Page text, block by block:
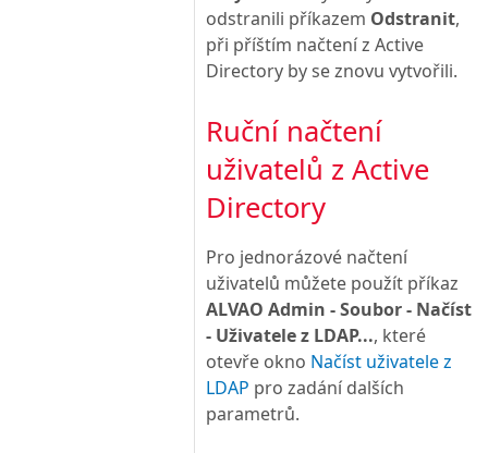
odstranili příkazem Odstranit,
při příštím načtení z Active
Directory by se znovu vytvořili.
Ruční načtení
uživatelů z Active
Directory
Pro jednorázové načtení
uživatelů můžete použít příkaz
ALVAO Admin - Soubor - Načíst
- Uživatele z LDAP..., které
otevře okno Načíst uživatele z
LDAP pro zadání dalších
parametrů.